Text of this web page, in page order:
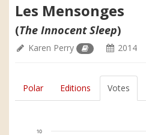
Les Mensonges
(The Innocent Sleep)
Karen Perry 2014
Polar Editions Votes
10